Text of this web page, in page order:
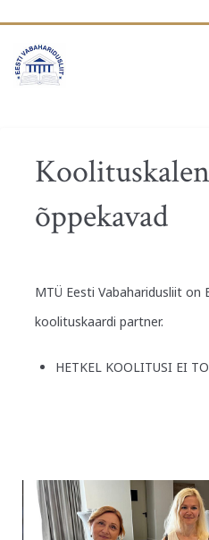
õppekavad
MTÜ Eesti Vabaharidusliit on
koolituskaardi partner.
HETKEL KOOLITUSI EI